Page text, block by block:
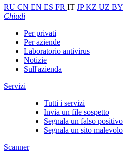
RU CN EN ES FR IT JPKZ UZ BY
Chiudi
Per privati
Per aziende
Laboratorio antivirus
Notizie
Sull'azienda
Servizi
Tutti i servizi
Invia un file sospetto
Segnala un falso positivo
Segnala un sito malevolo
Scanner